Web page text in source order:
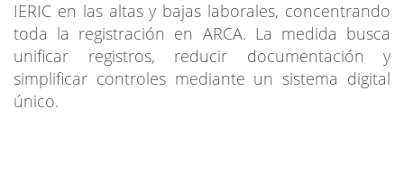
IERIC en las altas y bajas laborales, concentrando
toda la registración en ARCA. La medida busca
unificar registros, reducir documentación y
simplificar controles mediante un sistema digital
único.